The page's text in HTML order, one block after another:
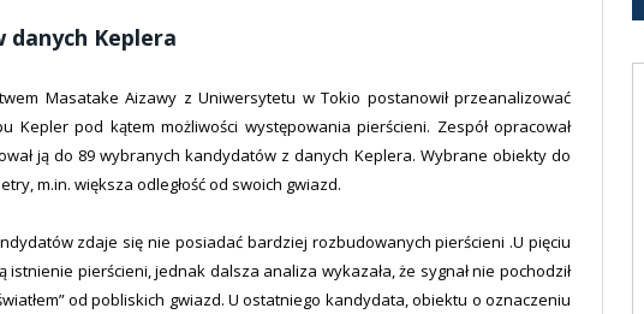
danych Keplera
Masatake Aizawy z Uniwersytetu w Tokio postanowił przeanalizować
Kepler pod kątem możliwości występowania pierścieni. Zespół opracował
ją do 89 wybranych kandydatów z danych Keplera. Wybrane obiekty do
m.in. większa odległość od swoich gwiazd.
zdaje się nie posiadać bardziej rozbudowanych pierścieni .U pięciu
pierścieni, jednak dalsza analiza wykazała, że sygnał nie pochodził
od pobliskich gwiazd. U ostatniego kandydata, obiektu o oznaczeniu